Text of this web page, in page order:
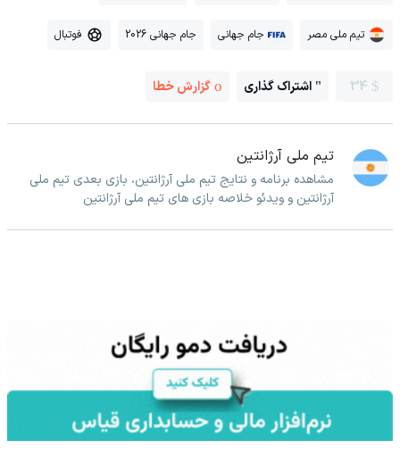
تیم ملی مصر جام جهانی جام جهانی 2026 فوتبال
34 اشتراک گذاری گزارش خطا
تیم ملی آرژانتین
مشاهده برنامه و نتایج تیم ملی آرژانتین، بازی بعدی تیم ملی
آرژانتین و ویدئو خلاصه بازی های تیم ملی آرژانتین